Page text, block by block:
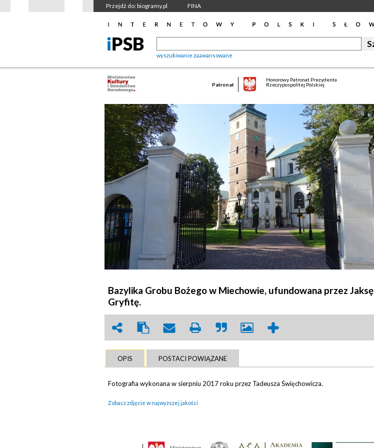
Przejdź do: biogramy.pl FINA
wyszukiwanie zaawansowane
Patronat
Honorowy Patronat Prezydenta
Rzeczypospolitej Polskiej
Bazylika Grobu Bożego w Miechowie, ufundowana przez Jaksę
Gryfitę.
OPIS POSTACI POWIĄZANE
Fotografia wykonana w sierpniu 2017 roku przez Tadeusza Święchowicza.
Zobacz zdjęcie w najwyższej jakości